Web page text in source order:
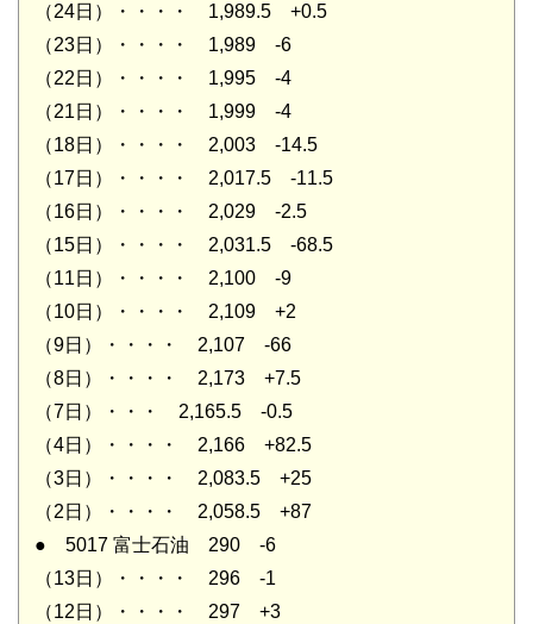
（24日）・・・・ 1,989.5 +0.5
（23日）・・・・ 1,989 -6
（22日）・・・・ 1,995 -4
（21日）・・・・ 1,999 -4
（18日）・・・・ 2,003 -14.5
（17日）・・・・ 2,017.5 -11.5
（16日）・・・・ 2,029 -2.5
（15日）・・・・ 2,031.5 -68.5
（11日）・・・・ 2,100 -9
（10日）・・・・ 2,109 +2
（9日）・・・・ 2,107 -66
（8日）・・・・ 2,173 +7.5
（7日）・・・ 2,165.5 -0.5
（4日）・・・・ 2,166 +82.5
（3日）・・・・ 2,083.5 +25
（2日）・・・・ 2,058.5 +87
● 5017 富士石油 290 -6
（13日）・・・・ 296 -1
（12日）・・・・ 297 +3